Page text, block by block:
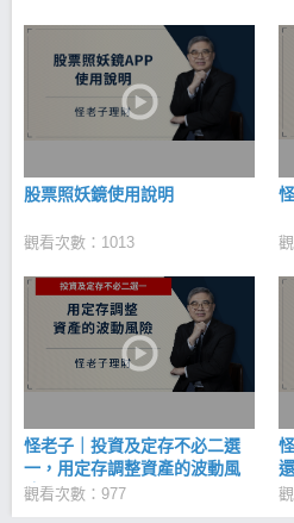
股票照妖鏡使用說明
觀看次數：1013
怪老子｜投資及定存不必二選
一，用定存調整資產的波動風
險。
觀看次數：977